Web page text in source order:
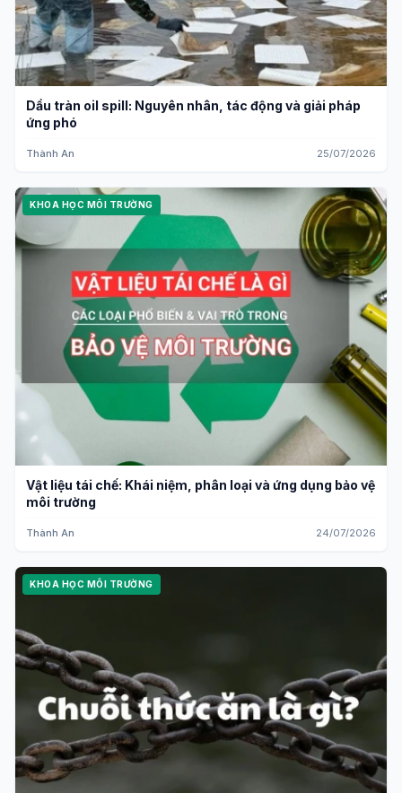
Dầu tràn oil spill: Nguyên nhân, tác động và giải pháp
ứng phó
Thành An 25/07/2026
KHOA HỌC MÔI TRƯỜNG
Vật liệu tái chế: Khái niệm, phân loại và ứng dụng bảo vệ
môi trường
Thành An 24/07/2026
KHOA HỌC MÔI TRƯỜNG